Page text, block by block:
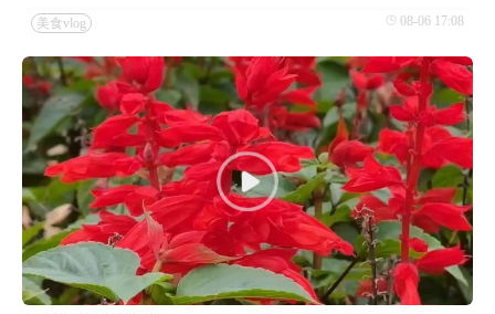
美食vlog 08-06 17:08